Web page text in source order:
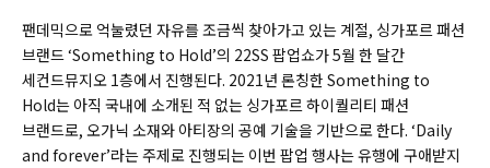
팬데믹으로 억눌렸던 자유를 조금씩 찾아가고 있는 계절, 싱가포르 패션
브랜드 ‘Something to Hold’의 22SS 팝업쇼가 5월 한 달간
세컨드뮤지오 1층에서 진행된다. 2021년 론칭한 Something to
Hold는 아직 국내에 소개된 적 없는 싱가포르 하이퀄리티 패션
브랜드로, 오가닉 소재와 아티장의 공예 기술을 기반으로 한다. ‘Daily
and forever’라는 주제로 진행되는 이번 팝업 행사는 유행에 구애받지